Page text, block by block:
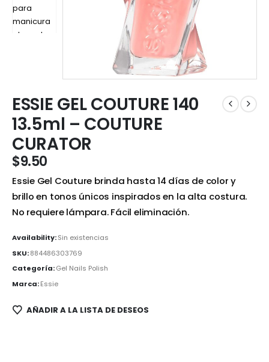
ESSIE GEL COUTURE 140
13.5ml – COUTURE
CURATOR
$9.50
Essie Gel Couture brinda hasta 14 días de color y
brillo en tonos únicos inspirados en la alta costura.
No requiere lámpara. Fácil eliminación.
Availability:Sin existencias
SKU:884486303769
Categoría:Gel Nails Polish
Marca:Essie
AÑADIR A LA LISTA DE DESEOS